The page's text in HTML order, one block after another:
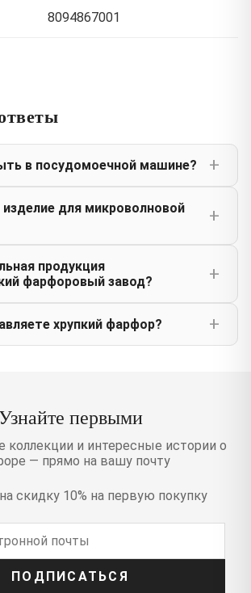
8094867001
в посудомоечной машине?
для микроволновой
продукция
фарфоровый завод?
хрупкий фарфор?
первыми
коллекции и интересные истории о
— прямо на вашу почту
скидку 10% на первую покупку
ПОДПИСАТЬСЯ